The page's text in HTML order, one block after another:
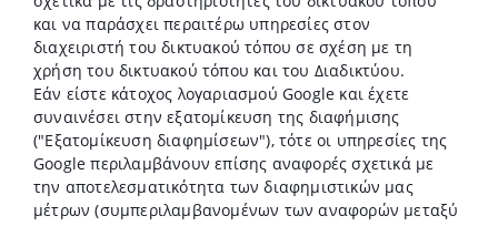
και να παράσχει περαιτέρω υπηρεσίες στον
διαχειριστή του δικτυακού τόπου σε σχέση με τη
χρήση του δικτυακού τόπου και του Διαδικτύου.
Εάν είστε κάτοχος λογαριασμού Google και έχετε
συναινέσει στην εξατομίκευση της διαφήμισης
("Εξατομίκευση διαφημίσεων"), τότε οι υπηρεσίες της
Google περιλαμβάνουν επίσης αναφορές σχετικά με
την αποτελεσματικότητα των διαφημιστικών μας
μέτρων (συμπεριλαμβανομένων των αναφορών μεταξύ